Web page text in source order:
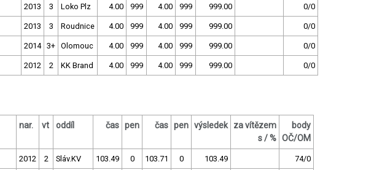
2013 3 Loko Plz 4.00 999 4.00 999 999.00 0/0
2013 3 Roudnice 4.00 999 4.00 999 999.00 0/0
2014 3+ Olomouc 4.00 999 4.00 999 999.00 0/0
2012 2 KK Brand 4.00 999 4.00 999 999.00 0/0
nar. vt oddíl čas pen čas pen výsledek
za vítězem
s / %
body
OČ/OM
2012 2 Sláv.KV 103.49 0 103.71 0 103.49 74/0